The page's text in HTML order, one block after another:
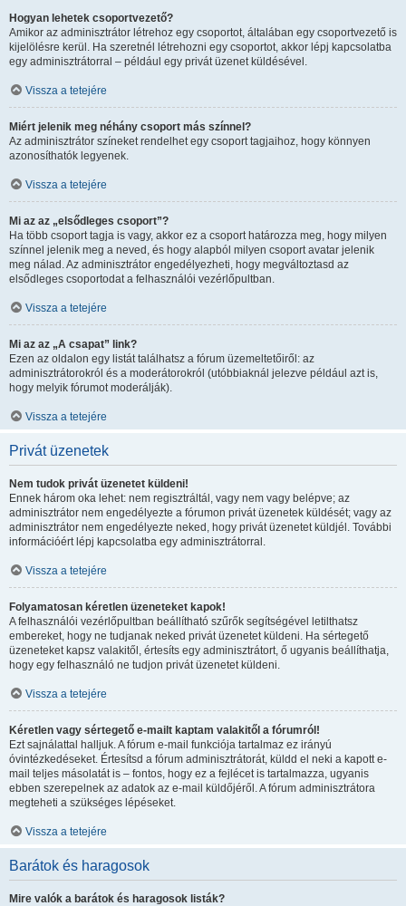
Hogyan lehetek csoportvezető?
Amikor az adminisztrátor létrehoz egy csoportot, általában egy csoportvezető is
kijelölésre kerül. Ha szeretnél létrehozni egy csoportot, akkor lépj kapcsolatba
egy adminisztrátorral – például egy privát üzenet küldésével.
Vissza a tetejére
Miért jelenik meg néhány csoport más színnel?
Az adminisztrátor színeket rendelhet egy csoport tagjaihoz, hogy könnyen
azonosíthatók legyenek.
Vissza a tetejére
Mi az az „elsődleges csoport”?
Ha több csoport tagja is vagy, akkor ez a csoport határozza meg, hogy milyen
színnel jelenik meg a neved, és hogy alapból milyen csoport avatar jelenik
meg nálad. Az adminisztrátor engedélyezheti, hogy megváltoztasd az
elsődleges csoportodat a felhasználói vezérlőpultban.
Vissza a tetejére
Mi az az „A csapat” link?
Ezen az oldalon egy listát találhatsz a fórum üzemeltetőiről: az
adminisztrátorokról és a moderátorokról (utóbbiaknál jelezve például azt is,
hogy melyik fórumot moderálják).
Vissza a tetejére
Privát üzenetek
Nem tudok privát üzenetet küldeni!
Ennek három oka lehet: nem regisztráltál, vagy nem vagy belépve; az
adminisztrátor nem engedélyezte a fórumon privát üzenetek küldését; vagy az
adminisztrátor nem engedélyezte neked, hogy privát üzenetet küldjél. További
információért lépj kapcsolatba egy adminisztrátorral.
Vissza a tetejére
Folyamatosan kéretlen üzeneteket kapok!
A felhasználói vezérlőpultban beállítható szűrők segítségével letilthatsz
embereket, hogy ne tudjanak neked privát üzenetet küldeni. Ha sértegető
üzeneteket kapsz valakitől, értesíts egy adminisztrátort, ő ugyanis beállíthatja,
hogy egy felhasználó ne tudjon privát üzenetet küldeni.
Vissza a tetejére
Kéretlen vagy sértegető e-mailt kaptam valakitől a fórumról!
Ezt sajnálattal halljuk. A fórum e-mail funkciója tartalmaz ez irányú
óvintézkedéseket. Értesítsd a fórum adminisztrátorát, küldd el neki a kapott e-
mail teljes másolatát is – fontos, hogy ez a fejlécet is tartalmazza, ugyanis
ebben szerepelnek az adatok az e-mail küldőjéről. A fórum adminisztrátora
megteheti a szükséges lépéseket.
Vissza a tetejére
Barátok és haragosok
Mire valók a barátok és haragosok listák?